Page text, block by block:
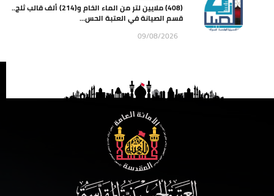
(408) ملايين لتر من الماء الخام و(214) ألف قالب ثلج..
قسم الصيانة في العتبة الحس...
09/08/2026